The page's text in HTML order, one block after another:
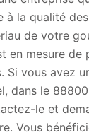
à la qualité
de votre
en mesure de
Si vous avez
dans le
le et
Vous